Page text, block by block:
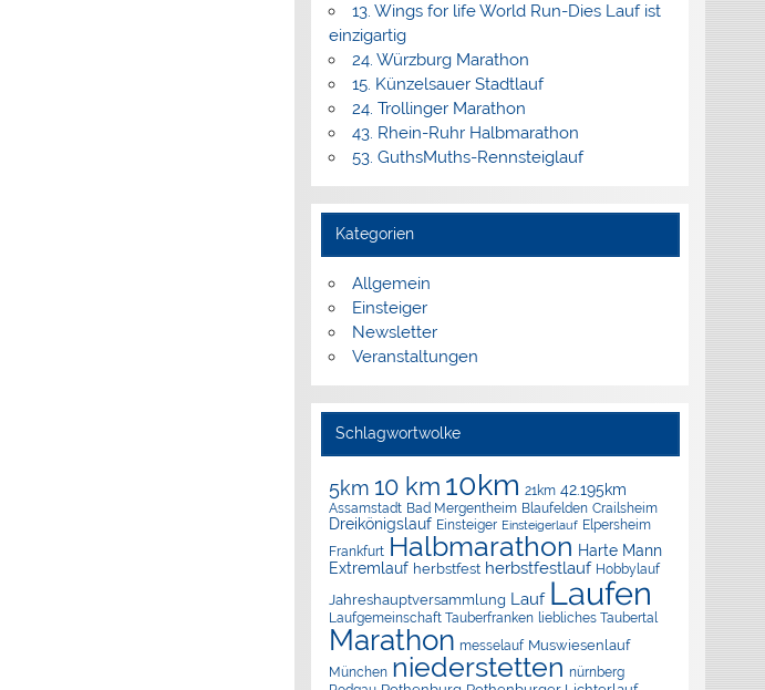
13. Wings for life World Run-Dies Lauf ist
einzigartig
24. Würzburg Marathon
15. Künzelsauer Stadtlauf
24. Trollinger Marathon
43. Rhein-Ruhr Halbmarathon
53. GuthsMuths-Rennsteiglauf
Kategorien
Allgemein
Einsteiger
Newsletter
Veranstaltungen
Schlagwortwolke
5km 10 km 10km 21km 42.195km
Assamstadt Bad Mergentheim Blaufelden Crailsheim
Dreikönigslauf Einsteiger Einsteigerlauf Elpersheim
Frankfurt Halbmarathon Harte Mann
Extremlauf herbstfest herbstfestlauf Hobbylauf
Jahreshauptversammlung Lauf Laufen
Laufgemeinschaft Tauberfranken liebliches Taubertal
Marathon messelauf Muswiesenlauf
München niederstetten nürnberg